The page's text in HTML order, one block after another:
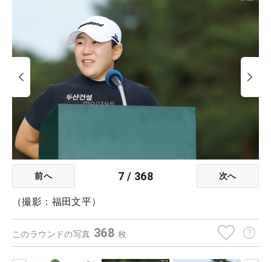
前へ 7 / 368 次へ
（撮影：福田文平）
このラウンドの写真 368 枚